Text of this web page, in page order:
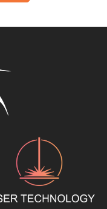
einer Hand.